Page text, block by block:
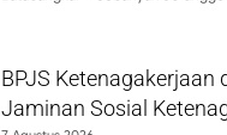
BPJS
Jaminan Sosial